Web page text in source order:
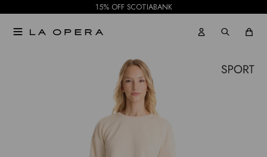
15% OFF SCOTIABANK

NOTIFICARME